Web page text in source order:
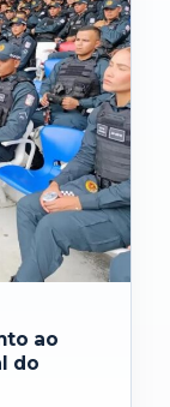
ao
do